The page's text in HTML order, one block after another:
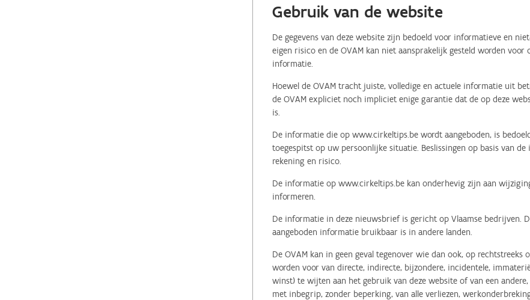
Gebruik van de website
De gegevens van deze website zijn bedoeld voor informatieve en
eigen risico en de OVAM kan niet aansprakelijk gesteld worden
informatie.
Hoewel de OVAM tracht juiste, volledige en actuele informatie uit
de OVAM expliciet noch impliciet enige garantie dat de op deze
is.
De informatie die op www.cirkeltips.be wordt aangeboden, is
toegespitst op uw persoonlijke situatie. Beslissingen op basis van
rekening en risico.
De informatie op www.cirkeltips.be kan onderhevig zijn aan
informeren.
De informatie in deze nieuwsbrief is gericht op Vlaamse bedrijven.
aangeboden informatie bruikbaar is in andere landen.
De OVAM kan in geen geval tegenover wie dan ook, op rechtstreeks
worden voor van directe, indirecte, bijzondere, incidentele,
winst) te wijten aan het gebruik van deze website of van een
met inbegrip, zonder beperking, van alle verliezen,